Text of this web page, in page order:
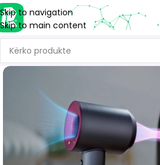
Skip to navigation
Skip to main content